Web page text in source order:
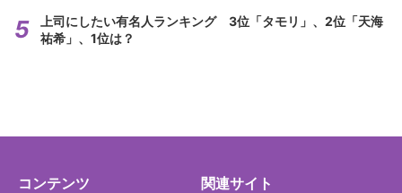
上司にしたい有名人ランキング 3位「タモリ」、2位「天海
祐希」、1位は？
コンテンツ 関連サイト